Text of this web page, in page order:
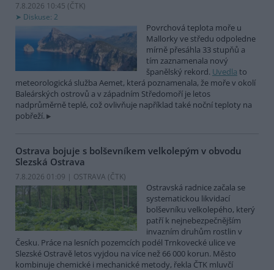
7.8.2026 10:45 (ČTK)
Diskuse: 2
Povrchová teplota moře u
Mallorky ve středu odpoledne
mírně přesáhla 33 stupňů a
tím zaznamenala nový
španělský rekord. Uvedla to
meteorologická služba Aemet, která poznamenala, že moře v okolí
Baleárských ostrovů a v západním Středomoří je letos
nadprůměrně teplé, což ovlivňuje například také noční teploty na
pobřeží.
Ostrava bojuje s bolševníkem velkolepým v obvodu
Slezská Ostrava
7.8.2026 01:09 | OSTRAVA (ČTK)
Ostravská radnice začala se
systematickou likvidací
bolševníku velkolepého, který
patří k nejnebezpečnějším
invazním druhům rostlin v
Česku. Práce na lesních pozemcích podél Trnkovecké ulice ve
Slezské Ostravě letos vyjdou na více než 66 000 korun. Město
kombinuje chemické i mechanické metody, řekla ČTK mluvčí